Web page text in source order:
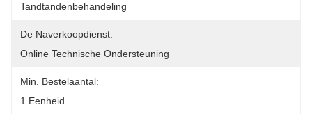
Tandtandenbehandeling
De Naverkoopdienst:
Online Technische Ondersteuning
Min. Bestelaantal:
1 Eenheid